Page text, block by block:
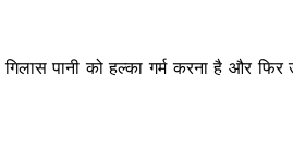
पानी को हल्का गर्म करना है और